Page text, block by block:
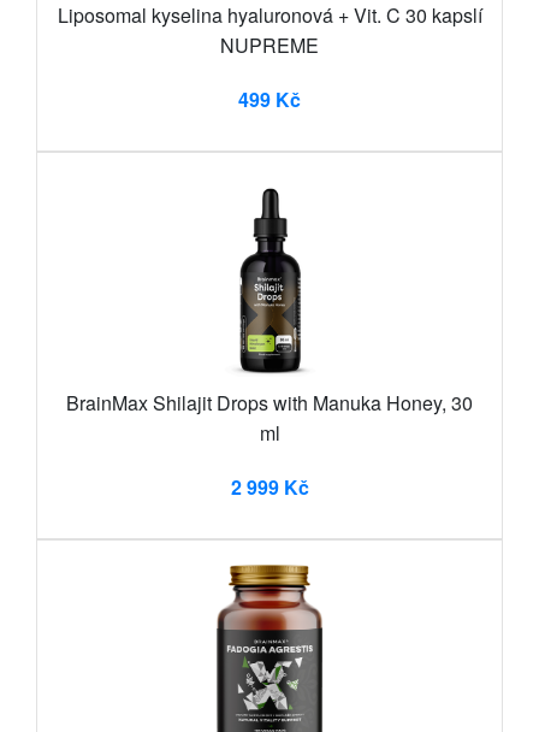
Liposomal kyselina hyaluronová + Vit. C 30 kapslí
NUPREME
499 Kč
BrainMax Shilajit Drops with Manuka Honey, 30
ml
2 999 Kč